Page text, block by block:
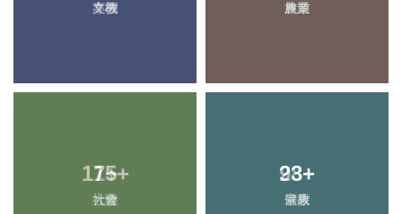
專欄 旅遊
1+
大陸
28+
宗教
文教 農業
175+
社會
93+
健康